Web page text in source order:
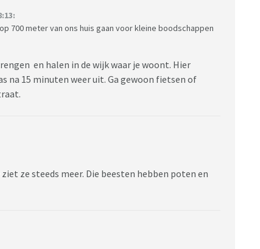
700 meter van ons huis gaan voor kleine boodschappen
en halen in de wijk waar je woont. Hier
na 15 minuten weer uit. Ga gewoon fietsen of
ze steeds meer. Die beesten hebben poten en